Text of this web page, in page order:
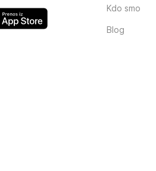
Kdo smo
Blog